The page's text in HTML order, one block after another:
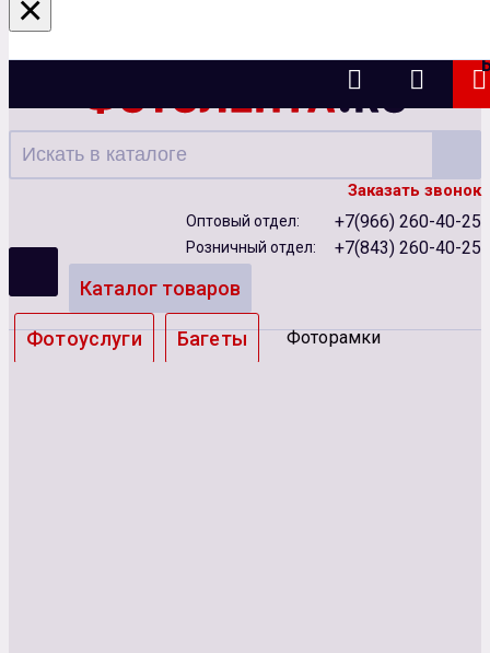
Казань
Заказать звонок
Оптовый отдел: +7(966) 260-40-25
Розничный отдел: +7(843) 260-40-25
Каталог товаров
Фотоуслуги Багеты Фоторамки
×